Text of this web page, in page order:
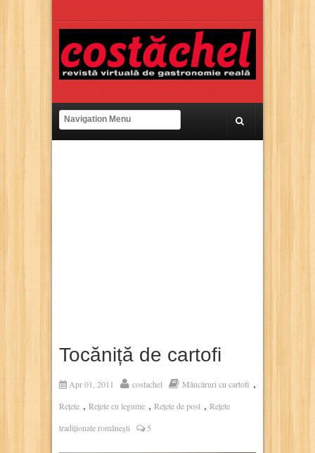
Tocăniță de cartofi
Apr 01, 2011 costachel Mâncăruri cu cartofi ,
Rețete , Rețete cu legume , Rețete de post , Rețete
tradiționale românești
5